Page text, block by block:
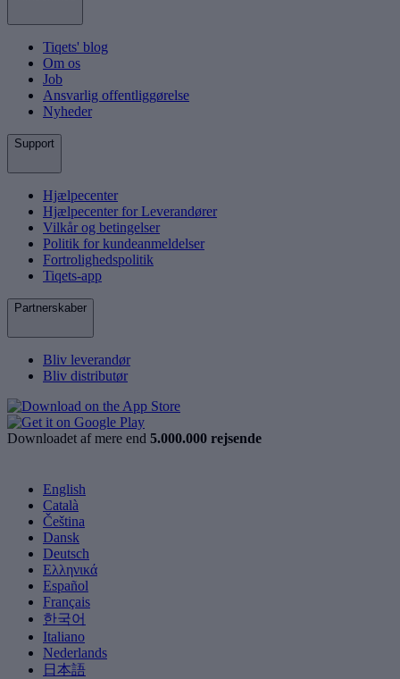
Tiqets' blog
Om os
Job
Ansvarlig offentliggørelse
Nyheder
Support
Hjælpecenter
Hjælpecenter for Leverandører
Vilkår og betingelser
Politik for kundeanmeldelser
Fortrolighedspolitik
Tiqets-app
Partnerskaber
Bliv leverandør
Bliv distributør
Downloadet af mere end 5.000.000 rejsende
English
Català
Čeština
Dansk
Deutsch
Ελληνικά
Español
Français
한국어
Italiano
Nederlands
日本語